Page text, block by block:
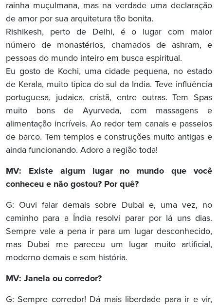
rainha muçulmana, mas na verdade uma declaração
de amor por sua arquitetura tão bonita.
Rishikesh, perto de Delhi, é o lugar com maior
número de monastérios, chamados de ashram, e
pessoas do mundo inteiro em busca espiritual.
Eu gosto de Kochi, uma cidade pequena, no estado
de Kerala, muito típica do sul da India. Teve influência
portuguesa, judaica, cristã, entre outras. Tem Spas
muito bons de Ayurveda, com massagens e
alimentação incríveis. Ao redor tem canais e passeios
de barco. Tem templos e construções muito antigas e
ainda funcionando. Adoro a região toda!
MV: Existe algum lugar no mundo que você
conheceu e não gostou? Por quê?
G: Ouvi falar demais sobre Dubai e, uma vez, no
caminho para a Índia resolvi parar por lá uns dias.
Sempre vale a pena ir para um lugar desconhecido,
mas Dubai me pareceu um lugar muito artificial,
moderno demais e sem história.
MV: Janela ou corredor?
G: Sempre corredor! Dá mais liberdade para ir e vir,